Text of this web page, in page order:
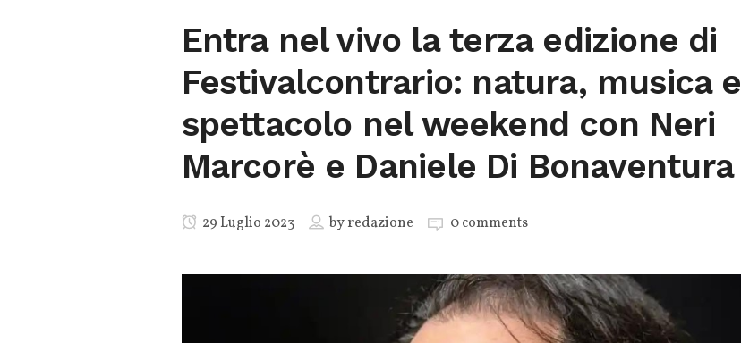
Entra nel vivo la terza edizione di
Festivalcontrario: natura, musica e
spettacolo nel weekend con Neri
Marcorè e Daniele Di Bonaventura
29 Luglio 2023 byredazione 0 comments